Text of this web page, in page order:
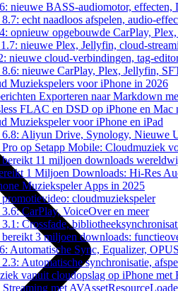
nieuwe BASS-audiomotor, effecten,
echt naadloos afspelen, audio-
opnieuw opgebouwde CarPlay,
nieuwe Plex, Jellyfin, cloud-
nieuwe cloud-verbindingen, tag-
nieuwe CarPlay, Plex, Jellyfin,
Muziekspelers voor iPhone in 2026
Exporteren naar Markdown
FLAC en DSD op iPhone en Mac
Muziekspeler voor iPhone en iPad
6.8: Aliyun Drive, Synology, Nieuwe
op Setapp Mobile: Cloudmuziek
11 miljoen downloads
1 Miljoen Downloads: Hi-Res
Muziekspeler Apps in 2025
cloudmuziekspeler
CarPlay, VoiceOver en meer
Crossfade,
3 miljoen downloads:
Automatische Sync, Equalizer,
Automatische synchronisatie,
vanuit cloudopslag op iPhone met
met